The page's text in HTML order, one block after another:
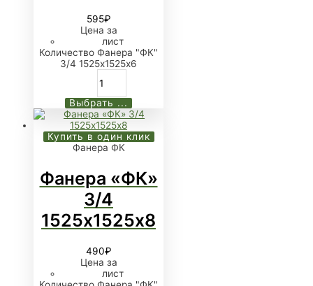
595₽
Цена за
лист
Количество Фанера "ФК"
3/4 1525х1525х6
Выбрать ...
Купить в один клик
Фанера ФК
Фанера «ФК»
3/4
1525х1525х8
490₽
Цена за
лист